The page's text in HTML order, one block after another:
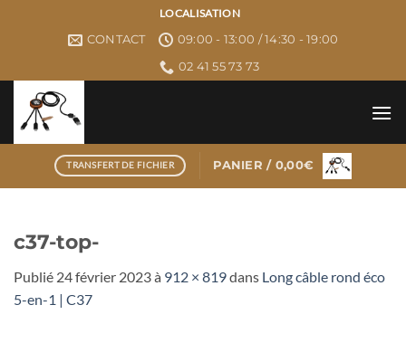
LOCALISATION
CONTACT
09:00 - 13:00 / 14:30 - 19:00
02 41 55 73 73
TRANSFERT DE FICHIER PANIER / 0,00€
c37-top-
Publié 24 février 2023à 912 × 819dans Long câble rond éco
5-en-1 | C37